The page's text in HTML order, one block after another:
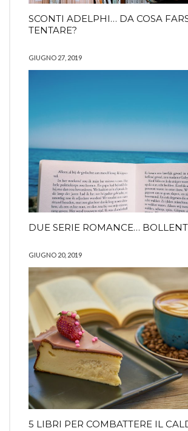
SCONTI ADELPHI… DA COSA
TENTARE?
GIUGNO 27, 2019
DUE SERIE ROMANCE…
GIUGNO 20, 2019
5 LIBRI PER COMBATTERE IL